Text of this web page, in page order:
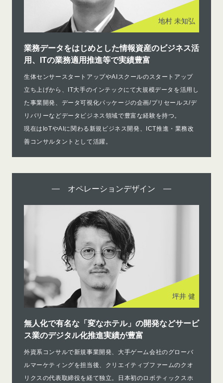
地村 未知弘
業務データをはじめとした情報資産のビジネス活
用、ITの業務適用推進等で実績豊富
生体センサースタートアップやAIスクールのスタートアップ
立ち上げから、IT大手のインテックにて大規模データを活用し
た事業開発、データ可視化パッケージの企画/プリセールス/デ
リバリーなどデータビジネス領域で豊富な経験を持つ。
現在はIoTやAIに関わる新規ビジネス開発、ICT推進・業務改
善コンサルタントとして活躍。
オペレーションデザイン
坪井 健
無人化で有名な「変なホテル」の開発などサービ
ス業のデジタル化推進実績が豊富
外資系コンサルで新規事業開発、大手ゲーム会社のグローバ
ルマーケティングを担当後、クリエイティブファームのクオ
リクスの代表取締役を経て独立。日本初のロボティックスホ